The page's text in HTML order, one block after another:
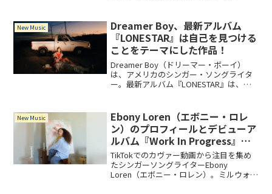
リリース予定の初のフルアルバム『S...
New Music
Dreamer Boy、最新アルバム
『LONESTAR』は自己を見つける
ことをテーマにした作品！
Dreamer Boy（ドリーマー・ボーイ）
は、アメリカのシンガー・ソングライタ
ー。最新アルバム『LONESTAR』は、自
You're Not In Love」「Heartbreaker」
「Kansas」を含む全12曲を収録。
New Music
Ebony Loren（エボニー・ロレ
ン）のプロフィールとデビューア
ルバム『Work In Progress』に
込めたメッセージ
TikTokでのカヴァー動画から注目を集め
たシンガーソングライターEbony
Loren（エボニー・ロレン）。ミルウォー